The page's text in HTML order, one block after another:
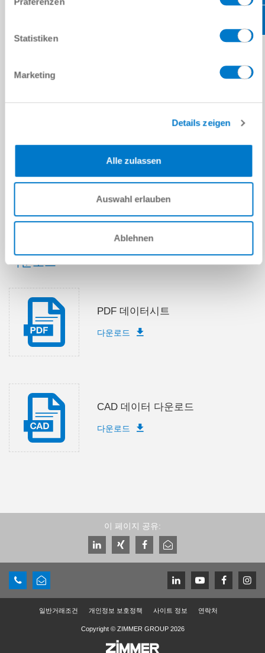
Statistiken
Marketing
Details zeigen
Alle zulassen
Auswahl erlauben
Ablehnen
메시지*
기술 데이터
다운로드
PDF 데이터시트
다운로드
CAD 데이터 다운로드
다운로드
이 페이지 공유:
일반거래조건 개인정보 보호정책 사이트 정보 연락처
Copyright © ZIMMER GROUP 2026